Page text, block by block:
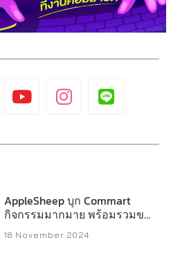
AppleSheep บุก Commart
กิจกรรมมากมาย พร้อมรวมของ
18 November 2024